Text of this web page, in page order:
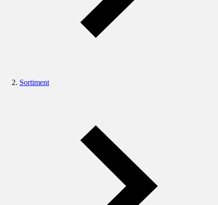
Sortiment